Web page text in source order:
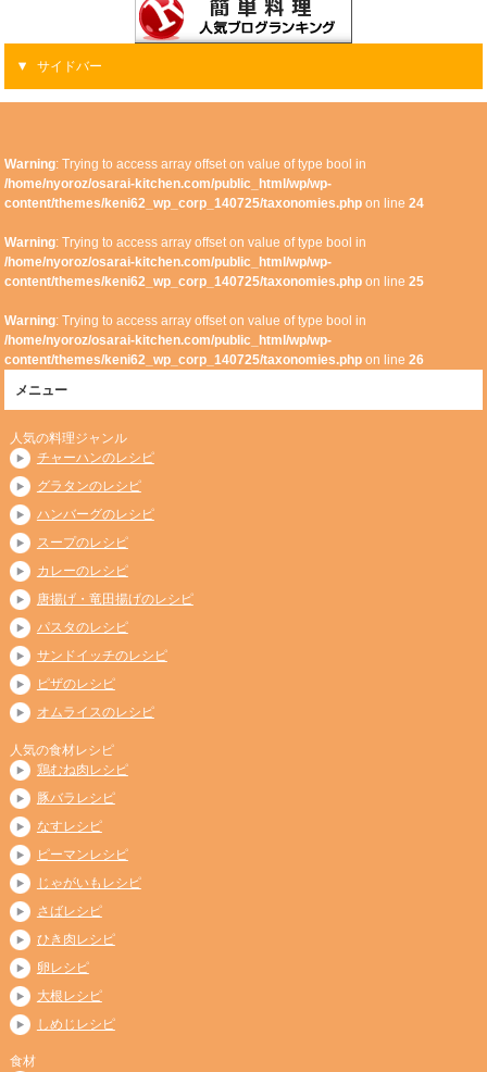
サイドバー
Warning: Trying to access array offset on value of type bool in
/home/nyoroz/osarai-kitchen.com/public_html/wp/wp-
content/themes/keni62_wp_corp_140725/taxonomies.php on line24
Warning: Trying to access array offset on value of type bool in
/home/nyoroz/osarai-kitchen.com/public_html/wp/wp-
content/themes/keni62_wp_corp_140725/taxonomies.php on line25
Warning: Trying to access array offset on value of type bool in
/home/nyoroz/osarai-kitchen.com/public_html/wp/wp-
content/themes/keni62_wp_corp_140725/taxonomies.php on line26
メニュー
人気の料理ジャンル
チャーハンのレシピ
グラタンのレシピ
ハンバーグのレシピ
スープのレシピ
カレーのレシピ
唐揚げ・竜田揚げのレシピ
パスタのレシピ
サンドイッチのレシピ
ピザのレシピ
オムライスのレシピ
人気の食材レシピ
鶏むね肉レシピ
豚バラレシピ
なすレシピ
ピーマンレシピ
じゃがいもレシピ
さばレシピ
ひき肉レシピ
卵レシピ
大根レシピ
しめじレシピ
食材